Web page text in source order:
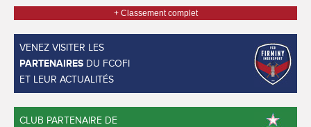
+ Classement complet
VENEZ VISITER LES
PARTENAIRES DU FCOFI
ET LEUR ACTUALITÉS
CLUB PARTENAIRE DE